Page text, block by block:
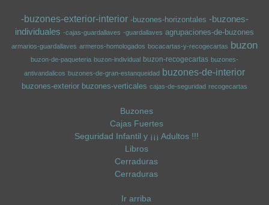
-buzones-exterior-interior -buzones-horizontales -buzones-
individuales -cajas-guardallaves -guardallaves agrupaciones-de-buzones
armarios-guardallaves armeros-homologados bocacartas-y-recogecartas buzon
buzon-de-paqueteria buzon-individual buzon-recogecartas buzones-
antivandalicos buzones-de-gran-estanqueidad buzones-de-interior
buzones-exterior buzones-verticales cajas-de-seguridad recogecartas
Buzones
Cajas Fuertes
Seguridad Infantil y ¡¡¡ Adultos !!!
Libros
Cerraduras
Cerraduras
Ir arriba